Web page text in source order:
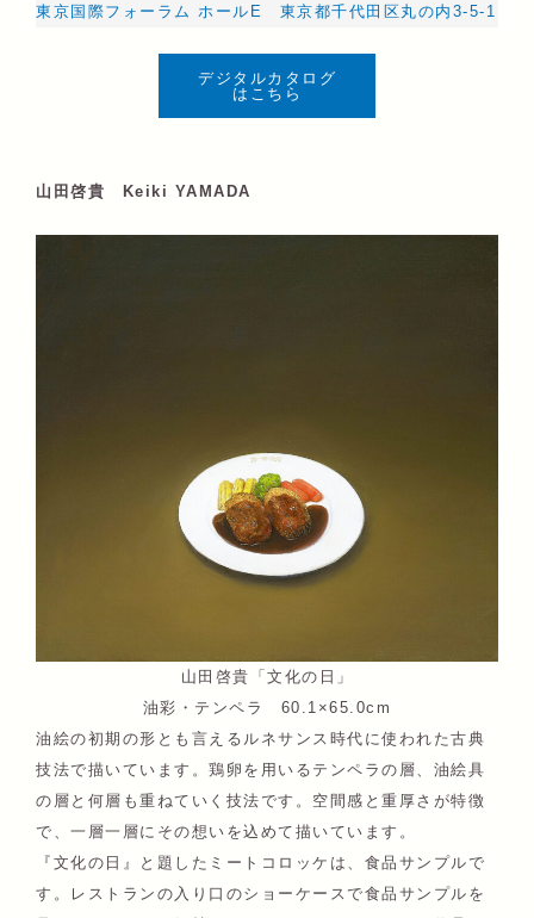
東京国際フォーラム ホールE 東京都千代田区丸の内3-5-1
デジタルカタログ
はこちら
山田啓貴 Keiki YAMADA
山田啓貴「文化の日」
油彩・テンペラ 60.1×65.0cm
油絵の初期の形とも言えるルネサンス時代に使われた古典
技法で描いています。鶏卵を用いるテンペラの層、油絵具
の層と何層も重ねていく技法です。空間感と重厚さが特徴
で、一層一層にその想いを込めて描いています。
『文化の日』と題したミートコロッケは、食品サンプルで
す。レストランの入り口のショーケースで食品サンプルを